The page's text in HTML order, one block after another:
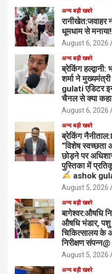
अन्य बड़ी खबरे
रानीखेत:जवाहर
धूमधाम से मनाया!
August 6, 2026
अन्य बड़ी खबरे
ब्रेकिंग
शर्मा ने
gulati एडिटर
चैनल से क्या
August 6, 2026
अन्य बड़ी खबरे
ब्रेकिंग
“विशेष स्वच्छता
छोड़ने पर
पुस्तिका में
ashok
August 5, 2026
अन्य बड़ी खबरे
बागेश्वर:औषधि
औषधि भंडार, पशु
चिकित्सालय के
निरीक्षण
August 5, 2026
अन्य बड़ी खबरे